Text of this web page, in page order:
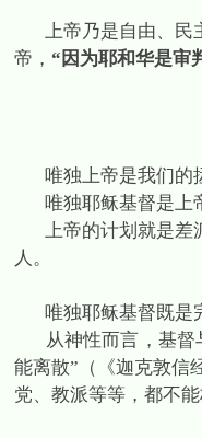
上帝乃是自由、民
帝， “因为耶和华是审
唯独上帝是我们的
唯独耶稣基督是上
上帝的计划就是差
人。
唯独耶稣基督既是
从神性而言，基
能离散”（《迦克敦信
党、教派等等，都不